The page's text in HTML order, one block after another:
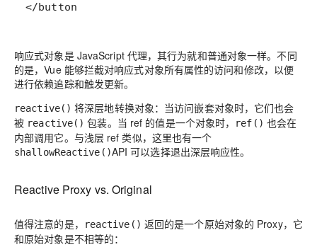
</button
响应式对象是 JavaScript 代理，其行为就和普通对象一样。不同
的是，Vue 能够拦截对响应式对象所有属性的访问和修改，以便
进行依赖追踪和触发更新。
reactive() 将深层地转换对象：当访问嵌套对象时，它们也会
被 reactive() 包装。当 ref 的值是一个对象时， ref() 也会在
内部调用它。与浅层 ref 类似，这里也有一个
shallowReactive()API 可以选择退出深层响应性。
Reactive Proxy vs. Original
值得注意的是， reactive() 返回的是一个原始对象的 Proxy，它
和原始对象是不相等的：